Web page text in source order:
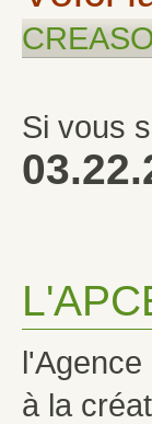
Si vous
à la